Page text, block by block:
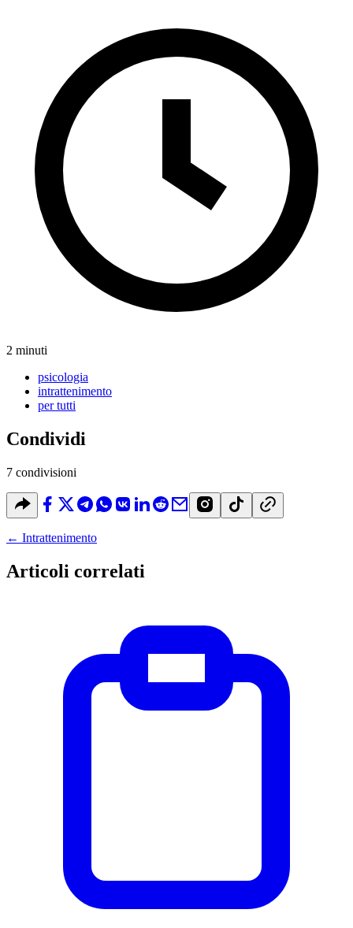
2 minuti
psicologia
intrattenimento
per tutti
Condividi
7 condivisioni
← Intrattenimento
Articoli correlati